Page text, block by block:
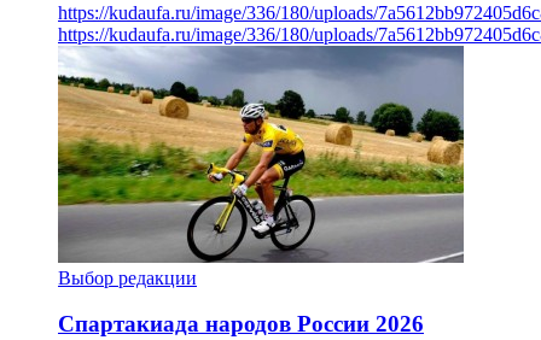
https://kudaufa.ru/image/336/180/uploads/
https://kudaufa.ru/image/336/180/uploads/
Выбор редакции
Спартакиада народов России 2026